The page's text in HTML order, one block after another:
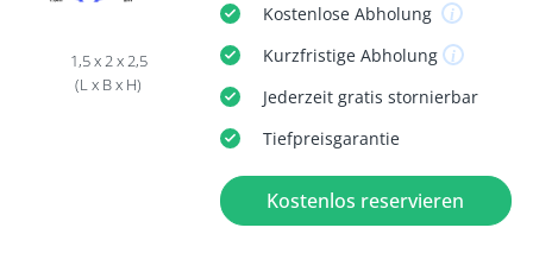
1,5 x 2 x 2,5
(L x B x H)
KostenloseAbholung
KurzfristigeAbholung
Jederzeit gratis stornierbar
Tiefpreisgarantie
Kostenlos reservieren